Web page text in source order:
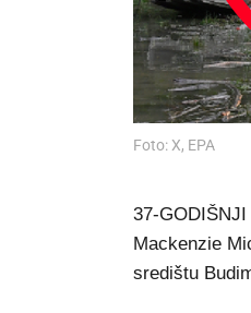
Foto: X, EPA
37-
Mackenzie
središtu